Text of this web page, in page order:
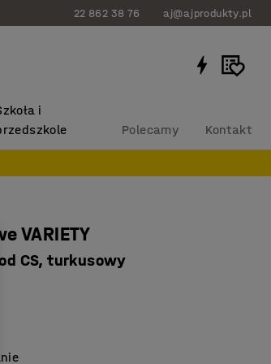
22 862 38 76 aj@ajprodukty.pl
i
Polecamy Kontakt
VARIETY
CS, turkusowy